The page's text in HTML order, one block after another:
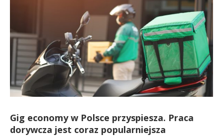
Gig economy w Polsce przyspiesza. Praca
dorywcza jest coraz popularniejsza